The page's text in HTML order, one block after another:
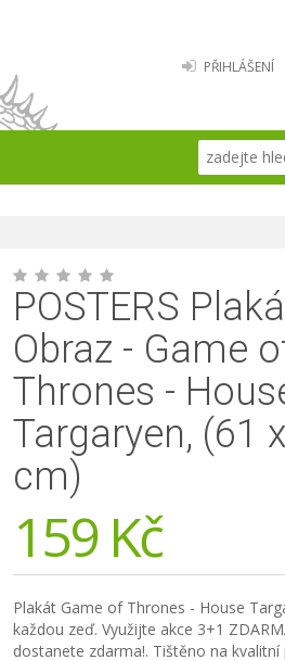
PŘIHLÁŠENÍ
POSTERS
Obraz - Game
Thrones -
Targaryen, (61
cm)
159Kč
Plakát Game of Thrones - House
každou zeď. Využijte akce 3+1
dostanete zdarma!. Tištěno na kvalitní